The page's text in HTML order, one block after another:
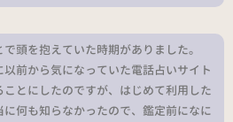
頭を抱えていた時期がありました。
以前から気になっていた電話占いサイト
ことにしたのですが、はじめて利用した
に何も知らなかったので、鑑定前になに